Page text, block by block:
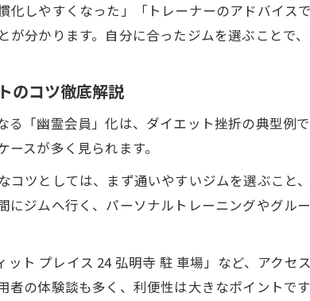
低コストで始めるダイエッ
口コミで高評価のジムがダ
無料体験を活用したダイエ
化しやすくなった」「トレーナーのアドバイ
が分かります。自分に合ったジムを選ぶことで
のコツ徹底解説
る「幽霊会員」化は、ダイエット挫折の典型例
スが多く見られます。
コツとしては、まず通いやすいジムを選ぶこと
にジムへ行く、パーソナルトレーニングやグル
ット プレイス 24 弘明寺 駐 車場」など、アク
者の体験談も多く、利便性は大きなポイント